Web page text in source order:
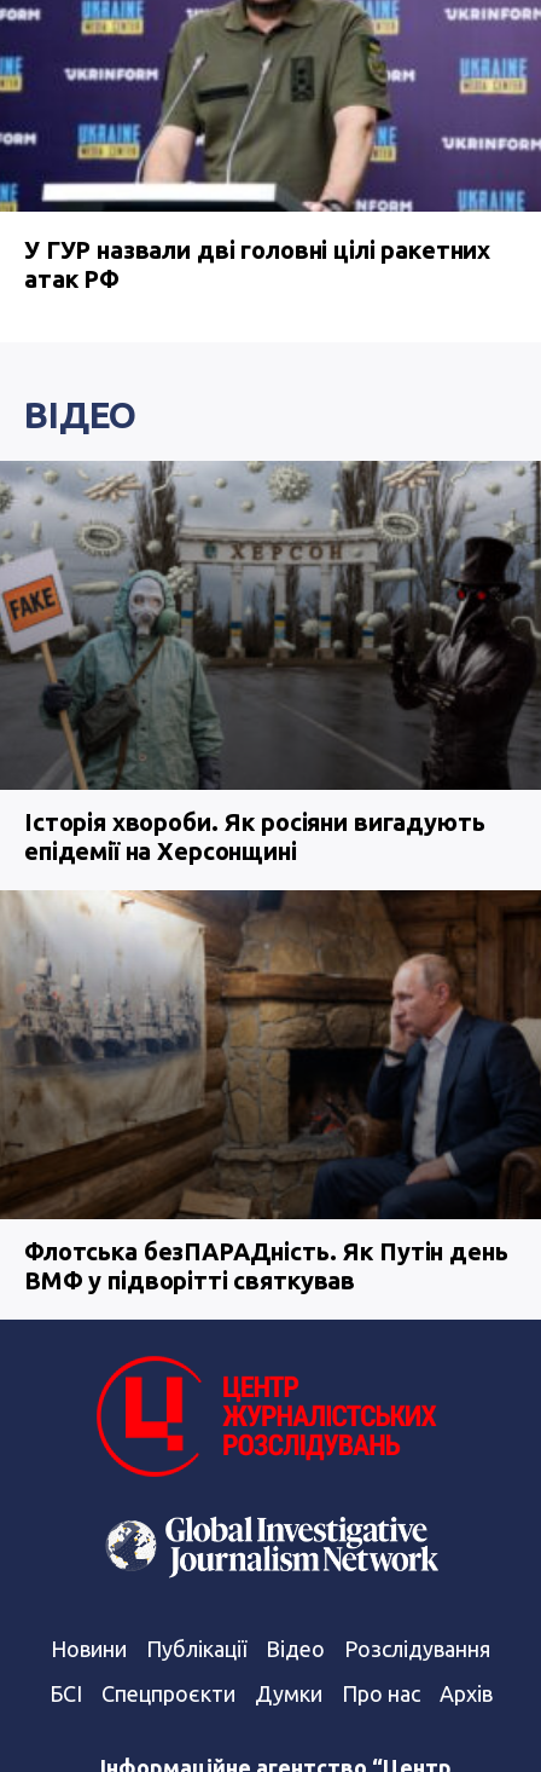
У ГУР назвали дві головні цілі ракетних
атак РФ
ВІДЕО
Історія хвороби. Як росіяни вигадують
епідемії на Херсонщині
Флотська безПАРАДність. Як Путін день
ВМФ у підворітті святкував
Новини Публікації Відео
Розслідування
БСІ
Спецпроєкти Думки Про нас Архів